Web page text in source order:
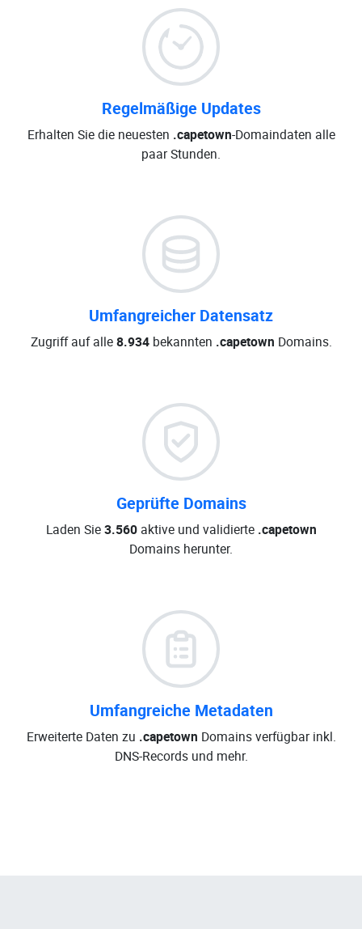
Regelmäßige Updates
Erhalten Sie die neuesten .capetown-Domaindaten alle
paar Stunden.
Umfangreicher Datensatz
Zugriff auf alle8.934bekannten .capetown Domains.
Geprüfte Domains
Laden Sie3.560aktive und validierte .capetown
Domains herunter.
Umfangreiche Metadaten
Erweiterte Daten zu .capetown Domains verfügbar inkl.
DNS-Records und mehr.